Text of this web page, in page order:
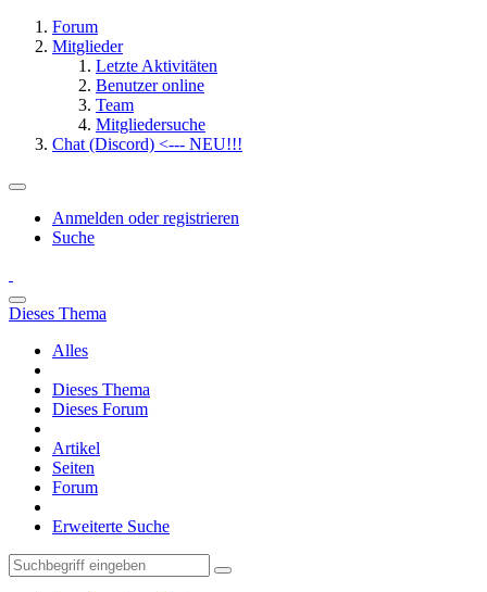
Forum
Mitglieder
Letzte Aktivitäten
Benutzer online
Team
Mitgliedersuche
Chat (Discord) <--- NEU!!!
Anmelden oder registrieren
Suche
Dieses Thema
Alles
Dieses Thema
Dieses Forum
Artikel
Seiten
Forum
Erweiterte Suche